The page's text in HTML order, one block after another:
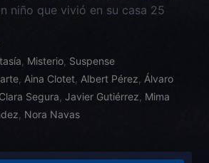
niño que vivió en su casa 25
reacción en cadena que hace
nueva realidad donde su hija
, Misterio, Suspense
, Aina Clotet, Albert Pérez, Álvaro
Clara Segura, Javier Gutiérrez, Mima
, Nora Navas